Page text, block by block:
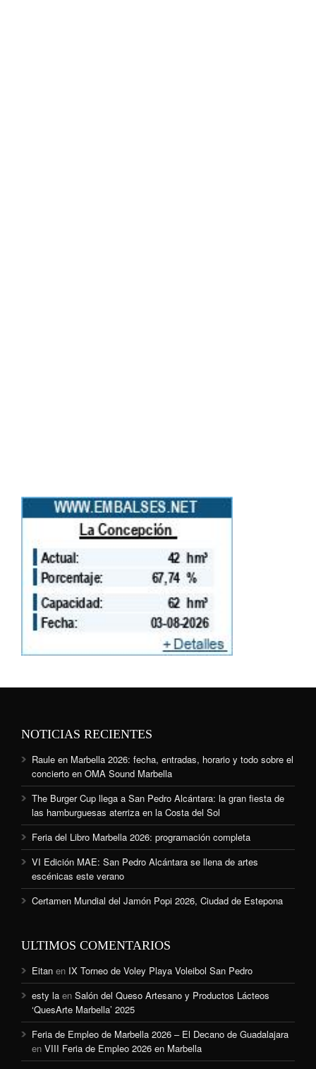
NOTICIAS RECIENTES
Raule en Marbella 2026: fecha, entradas, horario y todo sobre el
concierto en OMA Sound Marbella
The Burger Cup llega a San Pedro Alcántara: la gran fiesta de
las hamburguesas aterriza en la Costa del Sol
Feria del Libro Marbella 2026: programación completa
VI Edición MAE: San Pedro Alcántara se llena de artes
escénicas este verano
Certamen Mundial del Jamón Popi 2026, Ciudad de Estepona
ULTIMOS COMENTARIOS
Eitan en IX Torneo de Voley Playa Voleibol San Pedro
esty la en Salón del Queso Artesano y Productos Lácteos
‘QuesArte Marbella’ 2025
Feria de Empleo de Marbella 2026 – El Decano de Guadalajara
en VIII Feria de Empleo 2026 en Marbella